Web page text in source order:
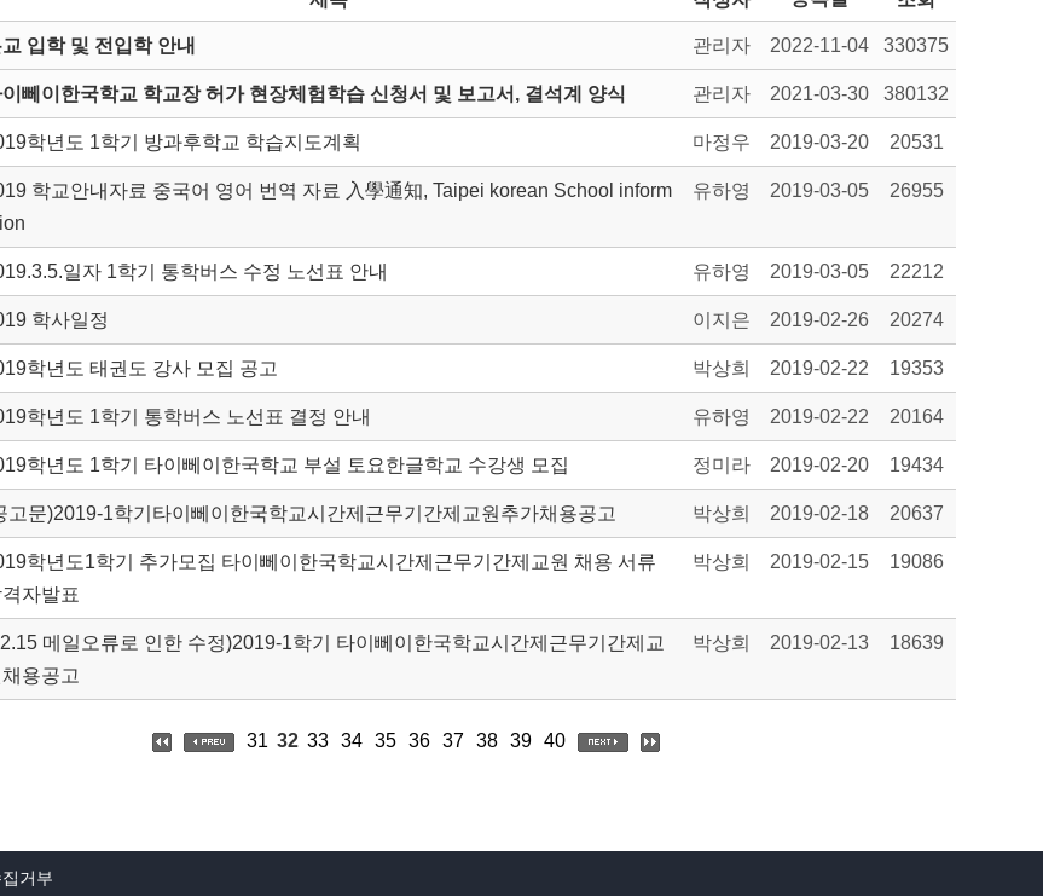
입학 및 전입학 안내 관리자 2022-11-04 330375
뻬이한국학교 학교장 허가 현장체험학습 신청서 및 보고서, 결석계 양식 관리자 2021-03-30 380132
학년도 1학기 방과후학교 학습지도계획 마정우 2019-03-20 20531
학교안내자료 중국어 영어 번역 자료 入學通知, Taipei korean School inform
유하영 2019-03-05 26955
일자 1학기 통학버스 수정 노선표 안내 유하영 2019-03-05 22212
학사일정 이지은 2019-02-26 20274
학년도 태권도 강사 모집 공고 박상희 2019-02-22 19353
학년도 1학기 통학버스 노선표 결정 안내 유하영 2019-02-22 20164
학년도 1학기 타이뻬이한국학교 부설 토요한글학교 수강생 모집 정미라 2019-02-20 19434
고문)2019-1학기타이뻬이한국학교시간제근무기간제교원추가채용공고 박상희 2019-02-18 20637
학년도1학기 추가모집 타이뻬이한국학교시간제근무기간제교원 채용 서류
자발표
박상희 2019-02-15 19086
메일오류로 인한 수정)2019-1학기 타이뻬이한국학교시간제근무기간제교
용공고
박상희 2019-02-13 18639
31 32 33 34 35 36 37 38 39 40
거부